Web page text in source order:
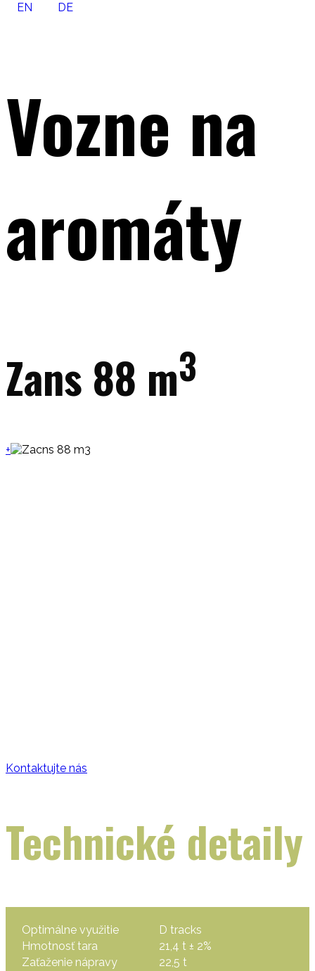
EN
DE
Vozne na
aromáty
Zans 88 m3
+
Kontaktujte nás
Technické detaily
Optimálne využitie
D tracks
Hmotnosť tara
21,4 t ± 2%
Zaťaženie nápravy
22,5 t